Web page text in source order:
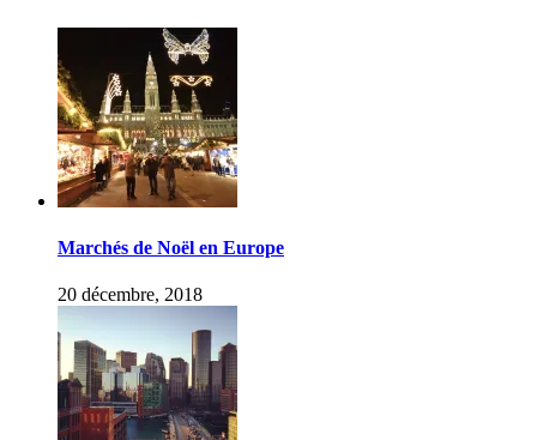
Marchés de Noël en Europe
20 décembre, 2018